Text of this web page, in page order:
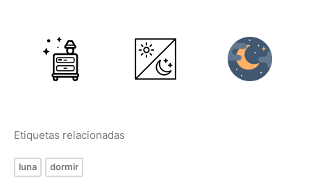
Etiquetas relacionadas
luna dormir